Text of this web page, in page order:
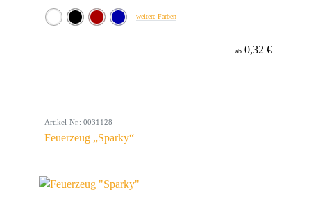
weitere Farben
ab 0,32 €
Artikel-Nr.: 0031128
Feuerzeug „Sparky“